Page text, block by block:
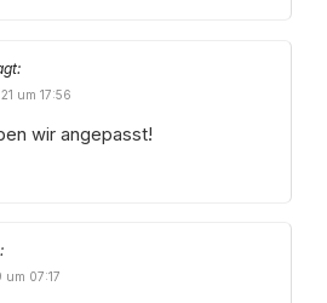
um 17:56
wir angepasst!
um 07:17